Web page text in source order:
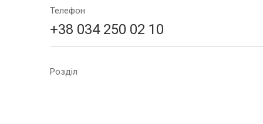
Телефон
+38 034 250 02 10
Розділ